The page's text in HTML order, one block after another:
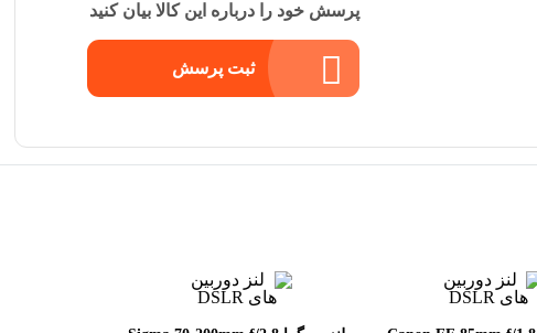
پرسش خود را درباره این کالا بیان کنید
ثبت پرسش